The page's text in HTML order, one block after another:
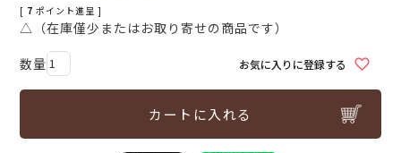
[ 7 ポイント進呈 ]
△（在庫僅少またはお取り寄せの商品です）
お気に入りに登録する
カートに入れる